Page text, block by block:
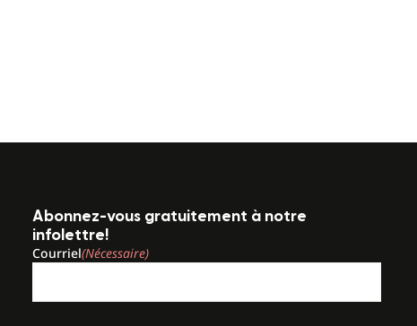
Abonnez-vous gratuitement à notre
infolettre!
Courriel(Nécessaire)